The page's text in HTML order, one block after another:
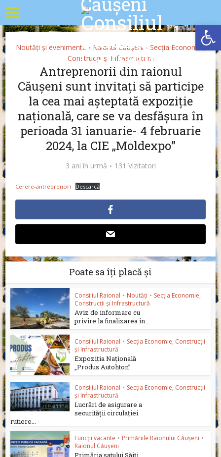
Noutăți și evenimente • Raionul Căușeni • Secția Economie,
Construcții și Infrastructură
Antreprenorii din raionul
Căușeni sunt invitați să participe
la cea mai așteptată expoziție
națională, care se va desfășura în
perioada 31 ianuarie- 4 februarie
2024, la CIE „Moldexpo”
3 ani în urmă 131 Vizitatori
Cerere-antreprenori Descarcă
Poate sa îți placă și
Consiliul Raional • Noutăți • Secția Economie,
Construcții și Infrastructură
Aviz de informare cu
privire la finalizarea în...
Consiliul Raional • Secția Economie, Construcții
și Infrastructură
Expoziția Națională
„Produs Autohton”
Consiliul Raional • Secția Economie, Construcții
și Infrastructură
Lucrări de asigurare a
securității circulației
rutiere...
Funcții vacante • Primăriile Raionului Căușeni •
Raionul Căușeni
Primăria satului Săiți